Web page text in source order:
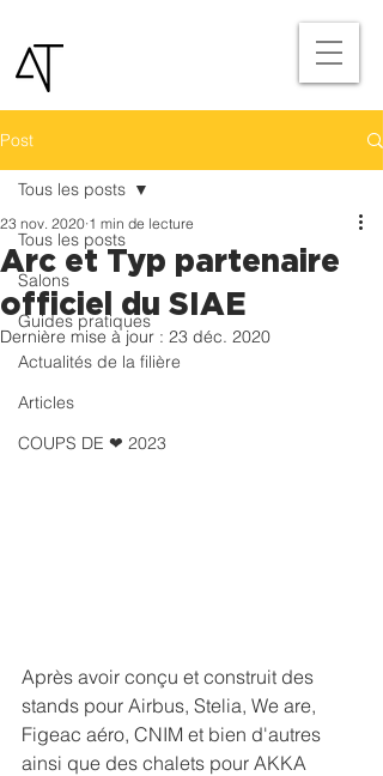
Post
Tous les posts
Salons
Guides pratiques
Actualités de la filière
Articles
COUPS DE ❤ 2023
Tous les posts
Arc et Typ partenaire
officiel du SIAE
23 nov. 2020 1 min de lecture
Dernière mise à jour : 23 déc. 2020
Après avoir conçu et construit des
stands pour Airbus, Stelia, We are,
Figeac aéro, CNIM et bien d'autres
ainsi que des chalets pour AKKA